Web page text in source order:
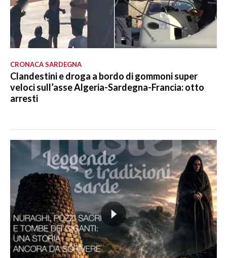
CRONACA SARDEGNA
Clandestini e droga a bordo di gommoni super
veloci sull’asse Algeria-Sardegna-Francia: otto
arresti